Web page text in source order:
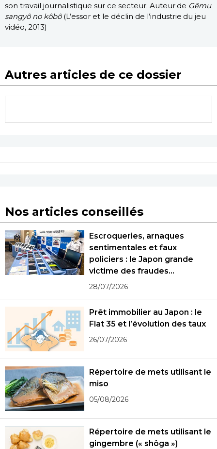
son travail journalistique sur ce secteur. Auteur de Gêmu
sangyô no kôbô(L’essor et le déclin de l’industrie du jeu
vidéo, 2013)
Autres articles de ce dossier
Nos articles conseillés
Escroqueries, arnaques
sentimentales et faux
policiers : le Japon grande
victime des fraudes
spécialisées
28/07/2026
Prêt immobilier au Japon : le
Flat 35 et l’évolution des taux
26/07/2026
Répertoire de mets utilisant le
miso
05/08/2026
Répertoire de mets utilisant le
gingembre (« shôga »)